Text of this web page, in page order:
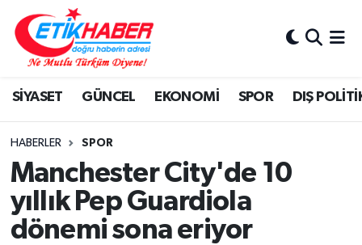
SİYASET GÜNCEL EKONOMİ SPOR DIŞ
HABERLER SPOR
Manchester City'de 10
yıllık Pep Guardiola
dönemi sona eriyor
BİLİM-TEKNOLOJİ
DIŞ POLİTİKA
DÜNYA
EĞİTİM GENÇLİK
EKONOMİ
Nöbetçi Eczaneler
Hava Durumu
İstanbul Namaz Vakitleri
Trafik Durumu
Süper Lig Puan Durumu ve Fikstür